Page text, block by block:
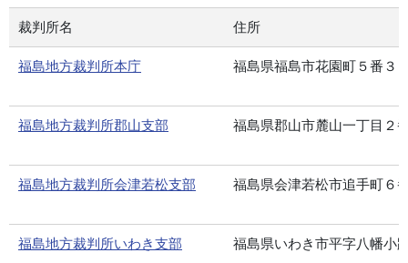
裁判所名 住所
福島地方裁判所本庁 福島県福島市花園町５番３
福島地方裁判所郡山支部 福島県郡山市麓山一丁目２
福島地方裁判所会津若松支部 福島県会津若松市追手町６
福島地方裁判所いわき支部 福島県いわき市平字八幡小